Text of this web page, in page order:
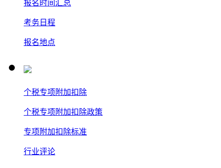
报名时间汇总
考务日程
报名地点
个税专项附加扣除
个税专项附加扣除政策
专项附加扣除标准
行业评论